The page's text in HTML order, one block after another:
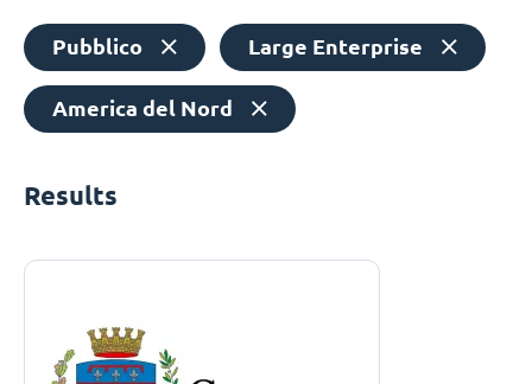
Pubblico Large Enterprise
America del Nord
Results